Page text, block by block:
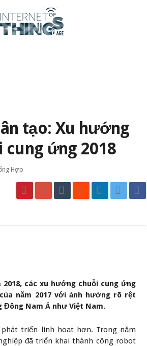
tạo: Xu hướng
cung ứng 2018
Hợp
các xu hướng chuỗi cung ứng
năm 2017 với ảnh hưởng rõ rệt
Nam Á như Việt Nam.
triển linh hoạt hơn. Trong năm
đã triển khai thành công robot